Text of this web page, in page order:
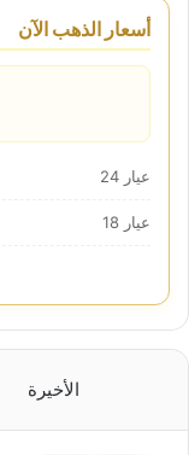
أسعار الذهب الآن
عيار 24
عيار 18
الأخيرة